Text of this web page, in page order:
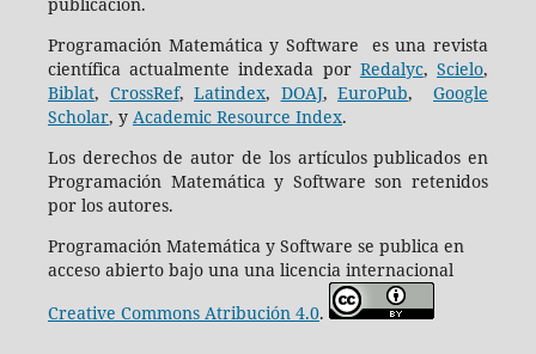
Programación Matemática y Software es una revista
científica actualmente indexada por Redalyc,Scielo,
Biblat, CrossRef,Latindex, DOAJ,EuroPub,Google
Scholar, y Academic Resource Index.
Los derechos de autor de los artículos publicados en
Programación Matemática y Software son retenidos
por los autores.
Programación Matemática y Software se publica en
acceso abierto bajo una una licencia internacional
Creative Commons Atribución 4.0.